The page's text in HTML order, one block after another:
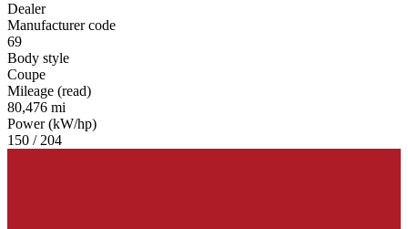
Dealer
Manufacturer code
69
Body style
Coupe
Mileage (read)
80,476 mi
Power (kW/hp)
150 / 204